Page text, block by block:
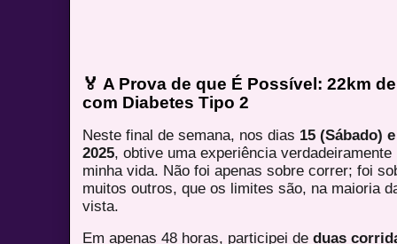
🏅 A Prova de que É Possível: 22km
com Diabetes Tipo 2
Neste final de semana, nos dias 15 (Sábado)
2025, obtive uma experiência verdadeiramente
minha vida. Não foi apenas sobre correr; foi
muitos outros, que os limites são, na maioria
vista.
Em apenas 48 horas, participei deduas